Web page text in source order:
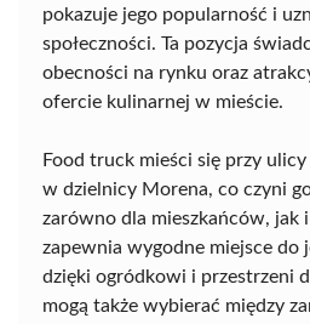
pokazuje jego popularność i
społeczności. Ta pozycja
obecności na rynku oraz
ofercie kulinarnej w mieście.
Food truck mieści się przy
w dzielnicy Morena, co czyni
zarówno dla mieszkańców, jak
zapewnia wygodne miejsce do
dzięki ogródkowi i przestrzeni
mogą także wybierać między